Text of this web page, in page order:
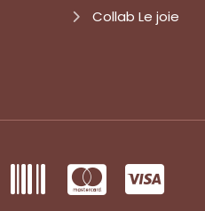
Collab Le joie